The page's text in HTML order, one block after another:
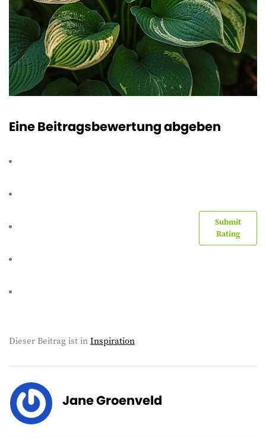
Eine Beitragsbewertung abgeben
Submit
Rating
Dieser Beitrag ist inInspiration
Jane Groenveld